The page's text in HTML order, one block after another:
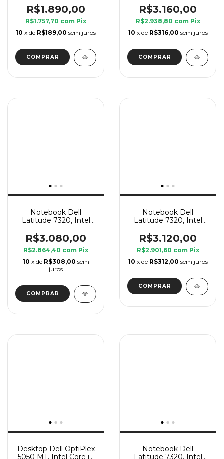
GB Ram, SSD 240 GB
R$1.890,00
R$1.757,70 com Pix
10 x de R$189,00 sem juros
16 GB Ram, SSD 240
GB
R$3.160,00
R$2.938,80 com Pix
10 x de R$316,00 sem juros
Notebook Dell
Latitude 7320, Intel
16 GB Ram, SSD 240
GB
R$3.080,00
R$2.864,40 com Pix
10 x de R$308,00 sem
juros
Notebook Dell
Latitude 7320, Intel
16 GB Ram, SSD 240
GB
R$3.120,00
R$2.901,60 com Pix
10 x de R$312,00 sem juros
Desktop Dell OptiPlex
5050 MT, Intel Core i7
Notebook Dell
Latitude 7320, Intel